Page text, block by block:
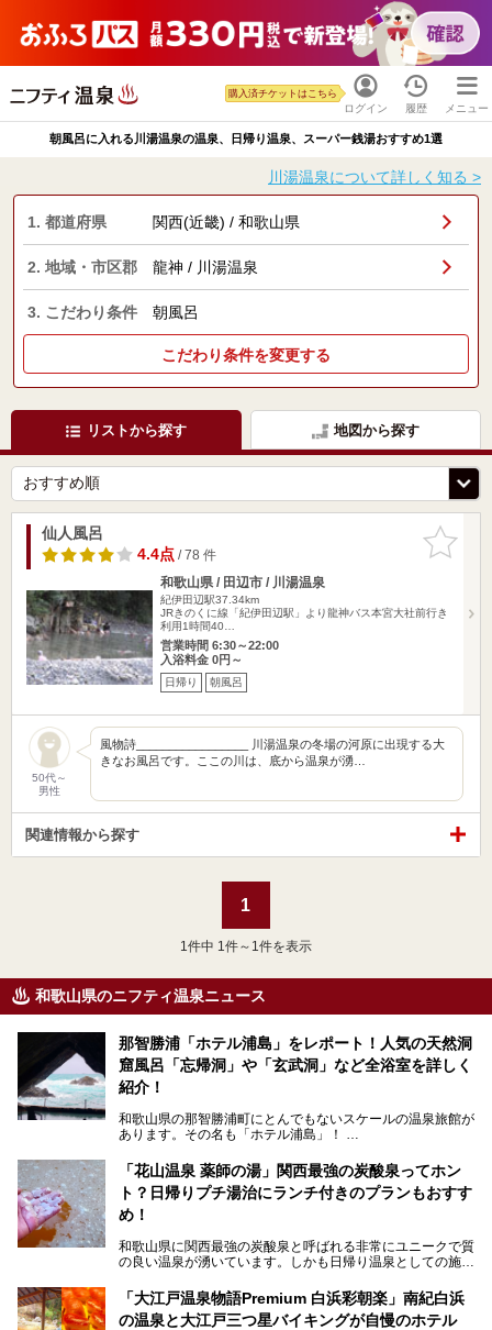
ログイン
購入済チケットはこちら
履歴 メニュー
朝風呂に入れる川湯温泉の温泉、日帰り温泉、スーパー銭湯おすすめ1選
川湯温泉について詳しく知る >
1. 都道府県 関西(近畿) / 和歌山県
2. 地域・市区郡 龍神 / 川湯温泉
3. こだわり条件 朝風呂
こだわり条件を変更する
リストから探す 地図から探す
お気に入
りに追加
仙人風呂
4.4点/ 78 件
和歌山県 / 田辺市 / 川湯温泉
紀伊田辺駅37.34km
JRきのくに線「紀伊田辺駅」より龍神バス本宮大社前行き
利用1時間40…
営業時間 6:30～22:00
入浴料金 0円～
日帰り 朝風呂
50代～
男性
風物詩_________________ 川湯温泉の冬場の河原に出現する大
きなお風呂です。ここの川は、底から温泉が湧…
関連情報から探す
1
1 件中 1件～1件を表示
和歌山県のニフティ温泉ニュース
那智勝浦「ホテル浦島」をレポート！人気の天然洞
窟風呂「忘帰洞」や「玄武洞」など全浴室を詳しく
紹介！
和歌山県の那智勝浦町にとんでもないスケールの温泉旅館が
あります。その名も「ホテル浦島」！
泉。日本一長いエスカレーターで「本館」と「山上館」を結
び、海を一望する絶景も。
6ヵ所のお風呂のうち5ヵ所までは日帰り入浴も可。可愛ら
しいカメさんの形の送迎船「浦島丸」に乗っていざ、温泉の
湧く竜宮城へ！
───
提供元：那智勝浦町【PR】
この記事は那智勝浦町のPR記事です。
「花山温泉 薬師の湯」関西最強の炭酸泉ってホン
ト？日帰りプチ湯治にランチ付きのプランもおすす
め！
和歌山県に関西最強の炭酸泉と呼ばれる非常にユニークで質
の良い温泉が湧いています。しかも日帰り温泉としての施設
薬師の湯」。朝一番のお風呂にはパリパリシャリシャリと膜
が張って、それを砕きながら入浴できるとか！
「大江戸温泉物語Premium 白浜彩朝楽」南紀白浜
の温泉と大江戸三つ星バイキングが自慢のホテル